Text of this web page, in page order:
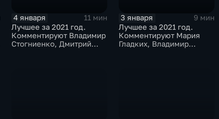
4 января
11 мин
Лучшее за 2021 год.
Комментируют Владимир
Стогниенко, Дмитрий
3 января
9 мин
Лучшее за 2021 год.
Комментируют Мария
Гладких, Владимир